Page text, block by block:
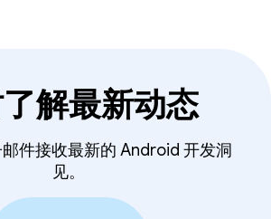
解最新动态
件接收最新的 Android 开发洞
见。